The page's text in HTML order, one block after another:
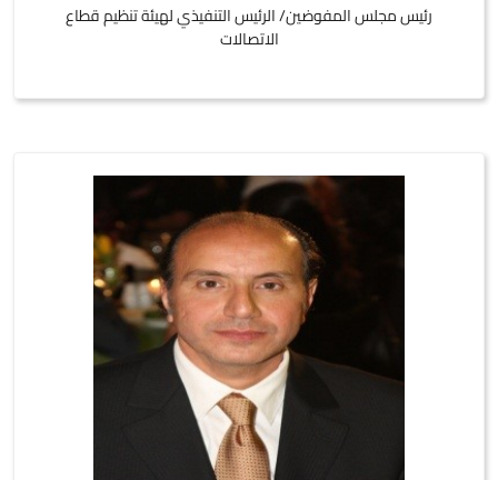
رئيس مجلس المفوضين/ الرئيس التنفيذي لهيئة تنظيم قطاع
الاتصالات